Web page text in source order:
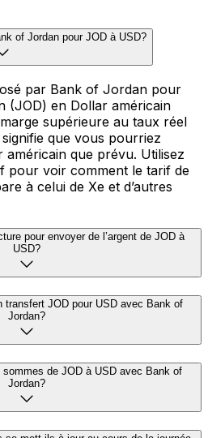
of Jordan pour JOD à USD?
par Bank of Jordan pour
(JOD) en Dollar américain
supérieure au taux réel
que vous pourriez
que prévu. Utilisez
pour voir comment le tarif de
à celui de Xe et d’autres
pour envoyer de l’argent de JOD à
USD?
transfert JOD pour USD avec Bank of
Jordan?
de JOD à USD avec Bank of
Jordan?